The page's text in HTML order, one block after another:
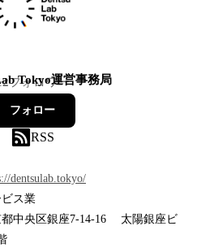
Tokyo運営事務局
フォロワー
フォロー
RSS
dentsulab.tokyo/
ス業
都中央区銀座7-14-16 太陽銀座ビ